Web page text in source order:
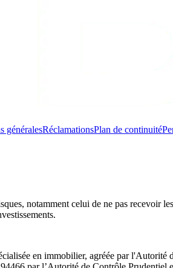
généralesRéclamationsPlan de continuité
notamment celui de ne pas recevoir
en immobilier, agréée par